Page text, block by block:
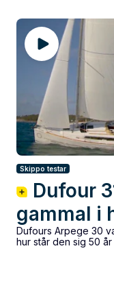
Skippo testar
Dufour
gammal i
Dufours Arpege 30
hur står den sig 50 år